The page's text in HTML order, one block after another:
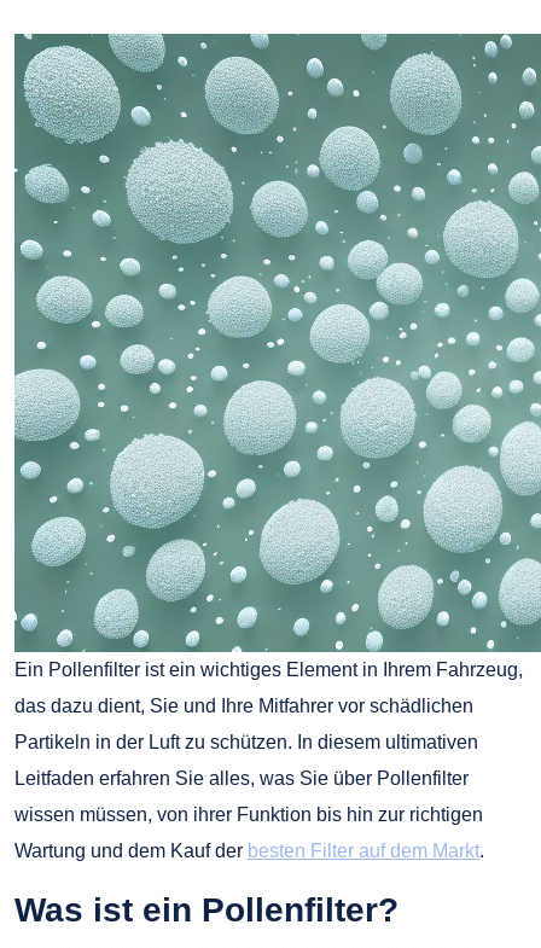
Ein Pollenfilter ist ein wichtiges Element in Ihrem Fahrzeug,
das dazu dient, Sie und Ihre Mitfahrer vor schädlichen
Partikeln in der Luft zu schützen. In diesem ultimativen
Leitfaden erfahren Sie alles, was Sie über Pollenfilter
wissen müssen, von ihrer Funktion bis hin zur richtigen
Wartung und dem Kauf der besten Filter auf dem Markt.
Was ist ein Pollenfilter?